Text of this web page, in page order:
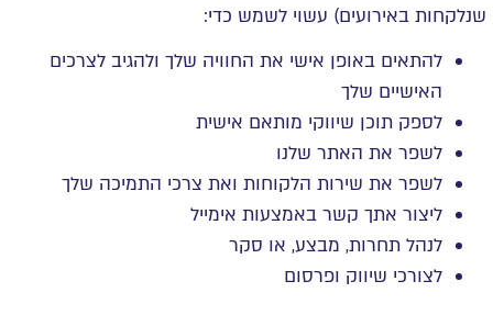
שנלקחות באירועים) עשוי לשמש כדי:
להתאים באופן אישי את החוויה שלך ולהגיב לצרכים
האישיים שלך
לספק תוכן שיווקי מותאם אישית
לשפר את האתר שלנו
לשפר את שירות הלקוחות ואת צרכי התמיכה שלך
ליצור אתך קשר באמצעות אימייל
לנהל תחרות, מבצע, או סקר
לצורכי שיווק ופרסום